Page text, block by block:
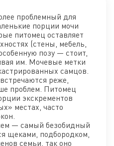
проблемный для
порции мочи
питомец оставляет
(стены, мебель,
позу — стоит,
им. Мочевые метки
самцов.
реже,
проблем. Питомец
экскрементов
местах, часто
— самый безобидный
щеками, подбородком,
семьи, так оно